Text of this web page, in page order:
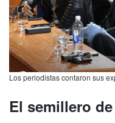
Los periodistas contaron sus
El semillero